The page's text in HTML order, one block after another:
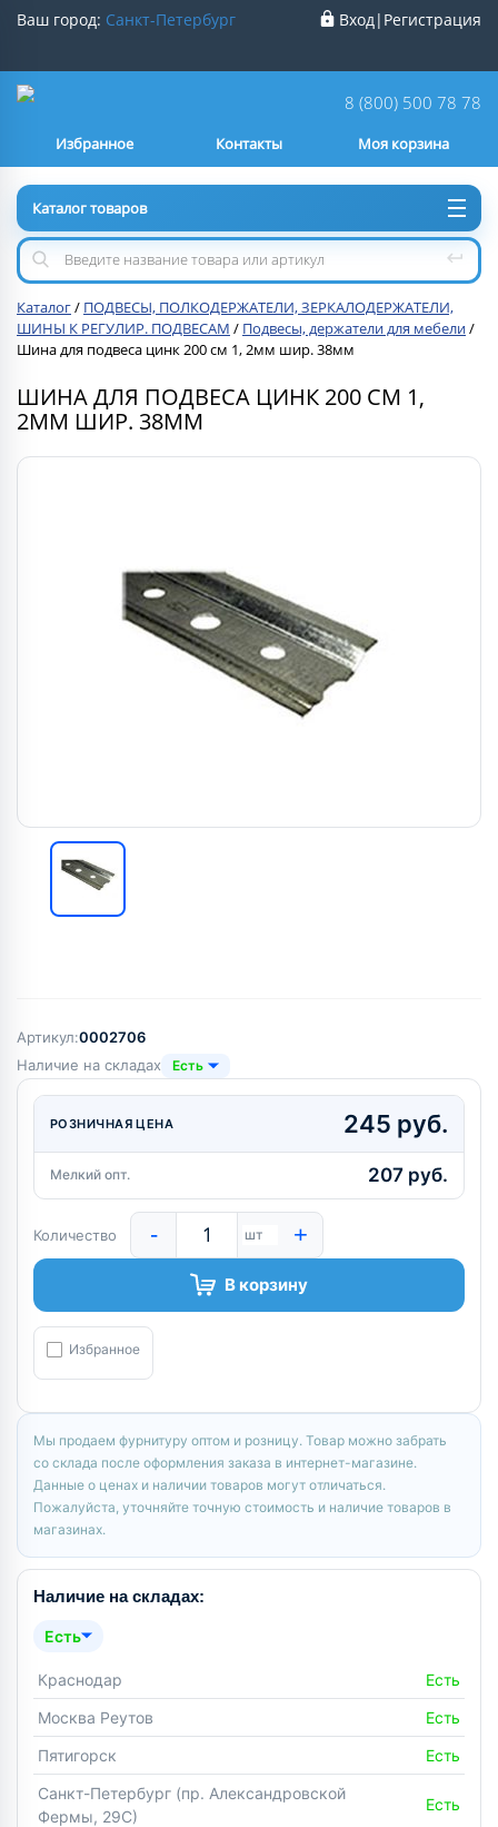
Ваш город: Санкт-Петербург
Нет
Вход| Регистрация
8 (800) 500 78 78
Контакты
Избранное Моя корзина
Каталог товаров
Каталог/ ПОДВЕСЫ, ПОЛКОДЕРЖАТЕЛИ, ЗЕРКАЛОДЕРЖАТЕЛИ,
ШИНЫ К РЕГУЛИР. ПОДВЕСАМ / Подвесы, держатели для мебели/
Шина для подвеса цинк 200 см 1, 2мм шир. 38мм
ШИНА ДЛЯ ПОДВЕСА ЦИНК 200 СМ 1,
2ММ ШИР. 38ММ
Артикул:0002706
Наличие на складах
Есть
РОЗНИЧНАЯ ЦЕНА 245 руб.
Мелкий опт. 207 руб.
Количество - шт +
В корзину
Избранное
Мы продаем фурнитуру оптом и розницу. Товар можно забрать
со склада после оформления заказа в интернет-магазине.
Данные о ценах и наличии товаров могут отличаться.
Пожалуйста, уточняйте точную стоимость и наличие товаров в
магазинах.
Наличие на складах:
Есть
Краснодар
Есть
Москва Реутов
Есть
Пятигорск
Есть
Санкт-Петербург (пр. Александровской
Фермы, 29С)
Есть